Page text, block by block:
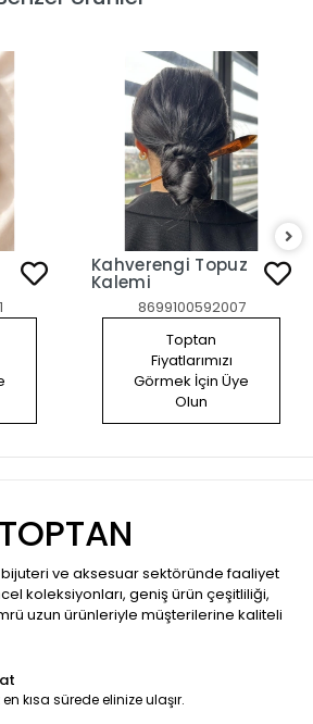
Kahverengi Topuz
Kalemi
8699100592007
Toptan
Fiyatlarımızı
Görmek İçin Üye
Olun
bijuteri ve aksesuar sektöründe faaliyet
koleksiyonları, geniş ürün çeşitliliği,
uzun ürünleriyle müşterilerine kaliteli
kısa sürede elinize ulaşır.